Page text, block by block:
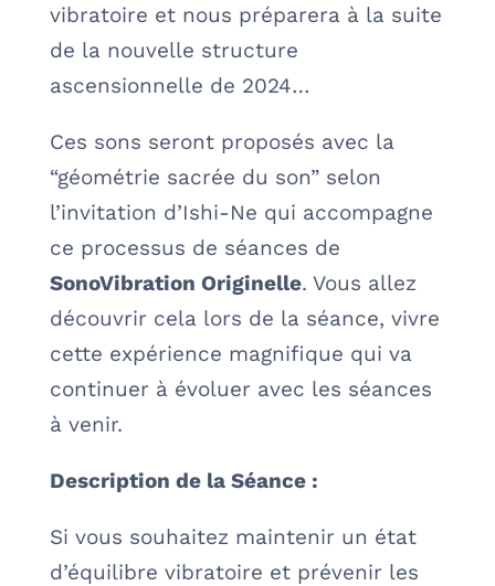
vibratoire et nous préparera à la suite
de la nouvelle structure
ascensionnelle de 2024…
Ces sons seront proposés avec la
“géométrie sacrée du son” selon
l’invitation d’Ishi-Ne qui accompagne
ce processus de séances de
SonoVibration Originelle. Vous allez
découvrir cela lors de la séance, vivre
cette expérience magnifique qui va
continuer à évoluer avec les séances
à venir.
Description de la Séance :
Si vous souhaitez maintenir un état
d’équilibre vibratoire et prévenir les